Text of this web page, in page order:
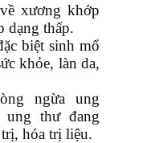
xương khớp
dạng thấp.
biệt sinh mổ
khỏe, làn da,
ngừa ung
thư đang
hóa trị liệu.